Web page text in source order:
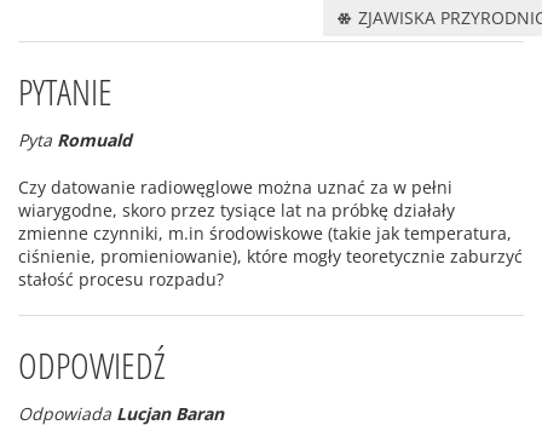
ZJAWISKA
PYTANIE
Pyta Romuald
Czy datowanie radiowęglowe można uznać za w pełni
wiarygodne, skoro przez tysiące lat na próbkę działały
zmienne czynniki, m.in środowiskowe (takie jak temperatura,
ciśnienie, promieniowanie), które mogły teoretycznie zaburzyć
stałość procesu rozpadu?
ODPOWIEDŹ
Odpowiada Lucjan Baran